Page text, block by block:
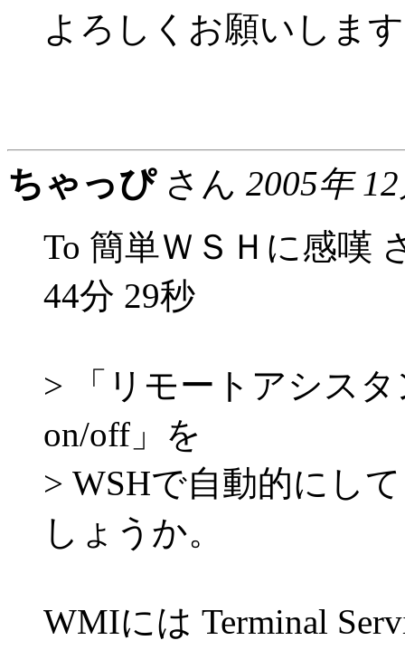
よろしくお願いしま
ちゃっぴさん 2005年
To 簡単ＷＳＨに感嘆
44分 29秒
> 「リモートアシス
on/off」を
> WSHで自動的にし
しょうか。
WMIには Terminal